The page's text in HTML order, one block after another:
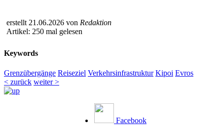
erstellt 21.06.2026 von Redaktion
Artikel: 250 mal gelesen
Keywords
Grenzübergänge Reiseziel Verkehrsinfrastruktur Kipoi Evros
< zurück weiter >
Facebook